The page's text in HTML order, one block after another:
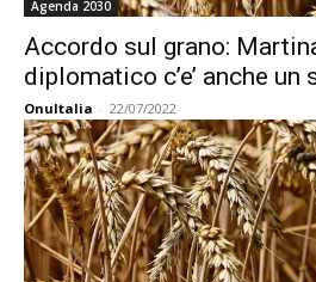
Agenda 2030
Accordo sul grano:
diplomatico c’e’ anche un
OnuItalia - 22/07/2022